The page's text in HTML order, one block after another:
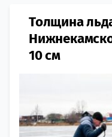
Толщина
10 см